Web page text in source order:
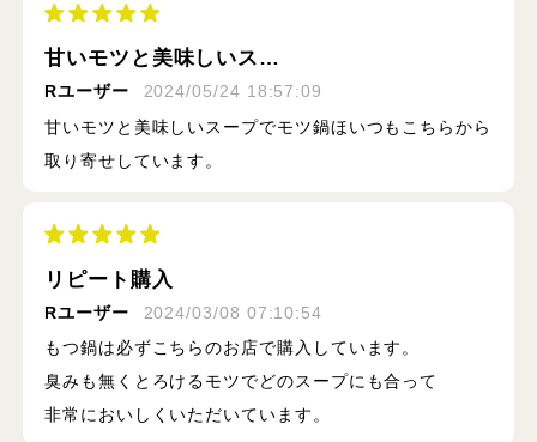
甘いモツと美味しいス…
Rユーザー
2024/05/24 18:57:09
甘いモツと美味しいスープでモツ鍋ほいつもこちらから
取り寄せしています。
リピート購入
Rユーザー
2024/03/08 07:10:54
もつ鍋は必ずこちらのお店で購入しています。
臭みも無くとろけるモツでどのスープにも合って
非常においしくいただいています。